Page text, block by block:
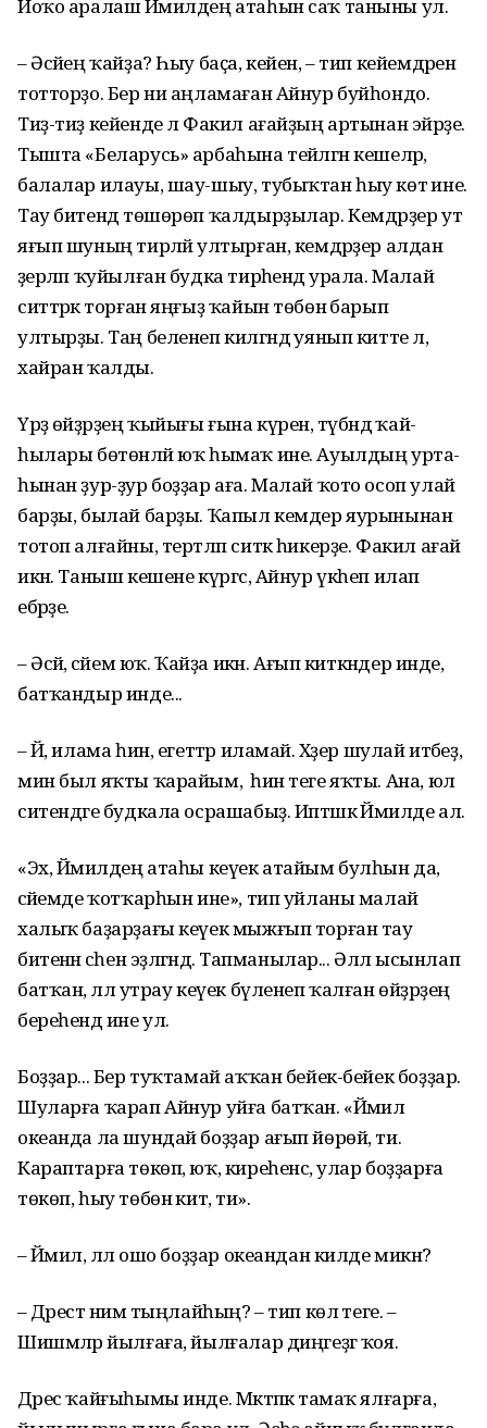
Йоҡо аралаш Йәмилдең атаһын саҡ таныны ул.
– Әсәйең ҡайҙа? Һыу баҫа, кейен, – тип кейемдә­рен
тотторҙо. Бер ни аңла­маған Айнур буйһондо.
Тиҙ-тиҙ кейенде лә Факил ағайҙың артынан эйәрҙе.
Тышта «Беларусь» арбаһы­на тейәлгән кешеләр,
бала­лар илауы, шау-шыу, тубыҡ­тан һыу көтә ине.
Тау би­тендә төшөрөп ҡалдырҙы­лар. Кемдәрҙер ут
яғып шуның тирәләй ултырған, кемдәрҙер алдан
әҙерләп ҡуйылған будка тирәһендә урала. Малай
ситтәрәк тор­ған яңғыҙ ҡайын төбөнә ба­рып
ултырҙы. Таң беленеп килгәндә уянып китте лә,
хайран ҡалды.
Үрҙә өйҙәрҙең ҡыйығы ғына күренә, түбәндә ҡай­
һылары бөтөнләй юҡ һымаҡ ине. Ауылдың урта­
һынан ҙур-ҙур боҙҙар аға. Малай ҡото осоп улай
бар­ҙы, былай барҙы. Ҡапыл кемдер яурынынан
тотоп алғайны, тертләп ситкә һикерҙе. Факил ағай
икән. Таныш кешене күргәс, Ай­нур үкһеп илап
ебәрҙе.
– Әсәй, әсәйем юҡ. Ҡайҙа икән. Ағып киткән­дер инде,
батҡандыр инде...
– Йә, илама һин, егеттәр иламай. Хәҙер шулай итәбеҙ,
мин был яҡты ҡарайым, ә һин теге яҡты. Ана, юл
си­тендәге будкала осрашабыҙ. Иптәшкә Йәмилде ал.
«Эх, Йәмилдең атаһы ке­үек атайым булһын да,
әсәйемде ҡотҡарһын ине», тип уйланы малай
халыҡ баҙарҙағы кеүек мыжғып торған тау
битенән әсәһен эҙләгәндә. Тапманылар... Әллә ысынлап
батҡан, әллә утрау кеүек бүленеп ҡалған өйҙәрҙең
береһендә ине ул.
Боҙҙар... Бер туҡтамай аҡҡан бейек-бейек боҙҙар.
Шуларға ҡарап Айнур уйға батҡан. «Йәмил
океанда ла шундай боҙҙар ағып йөрөй, ти.
Караптарға төкөп, юҡ, киреһенсә, улар боҙҙарға
төкөп, һыу төбөнә китә, ти».
– Йәмил, әллә ошо боҙ­ҙар океандан килде микән?
– Дәрестә нимә тың­лайһың? – тип көлә теге. –
Шишмәләр йылғаға, йылға­лар диңгеҙгә ҡоя.
Дәрес ҡайғыһымы инде. Мәктәпкә тамаҡ ялғарға,